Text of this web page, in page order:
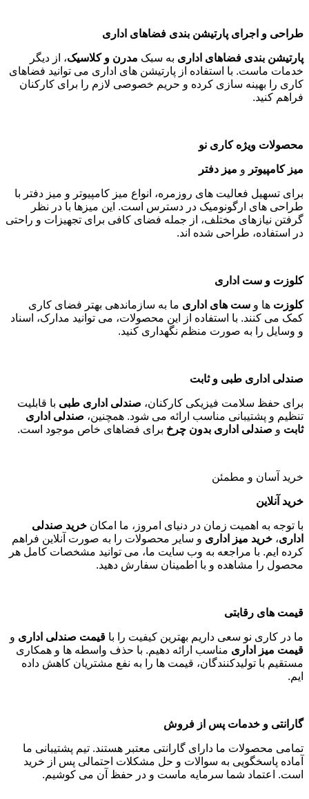
طراحی و اجرای پارتیشن بندی فضاهای اداری
پارتیشن بندی فضاهای اداری به سبک مدرن و کلاسیک، از دیگر
خدمات ماست. با استفاده از پارتیشن های اداری می توانید فضاهای
کاری را بهینه سازی کرده و حریم خصوصی لازم را برای کارکنان
فراهم کنید.
محصولات ویژه کاری نو
میز کامپیوتر و میز دفتر
برای تسهیل فعالیت های روزمره، انواع میز کامپیوتر و میز دفتر با
طراحی های ارگونومیک در دسترس است. این میزها با در نظر
گرفتن نیازهای مختلف، از جمله فضای کافی برای تجهیزات و راحتی
در استفاده، طراحی شده اند.
کلوزت و ست اداری
کلوزت ها و ست های اداری ما به سازماندهی بهتر فضای کاری
کمک می کنند. با استفاده از این محصولات، می توانید مدارک، اسناد
و وسایل را به صورت منظم نگهداری کنید.
صندلی اداری طبی و ثابت
برای حفظ سلامت فیزیکی کارکنان، صندلی اداری طبی با قابلیت
تنظیم و پشتیبانی مناسب ارائه می شود. همچنین، صندلی اداری
ثابت و صندلی اداری بدون چرخ برای فضاهای خاص موجود است.
خرید آسان و مطمئن
خرید آنلاین
با توجه به اهمیت زمان در دنیای امروز، ما امکان خرید صندلی
اداری، خرید میز اداری و سایر محصولات را به صورت آنلاین فراهم
کرده ایم. با مراجعه به وب سایت ما، می توانید مشخصات کامل هر
محصول را مشاهده و با اطمینان سفارش دهید.
قیمت های رقابتی
ما در کاری نو سعی داریم بهترین کیفیت را با قیمت صندلی اداری و
قیمت میز اداری مناسب ارائه دهیم. با حذف واسطه ها و همکاری
مستقیم با تولیدکنندگان، قیمت ها را به نفع مشتریان کاهش داده
ایم.
گارانتی و خدمات پس از فروش
تمامی محصولات ما دارای گارانتی معتبر هستند. تیم پشتیبانی ما
آماده پاسخگویی به سوالات و حل مشکلات احتمالی پس از خرید
است. اعتماد شما سرمایه ماست و در حفظ آن می کوشیم.